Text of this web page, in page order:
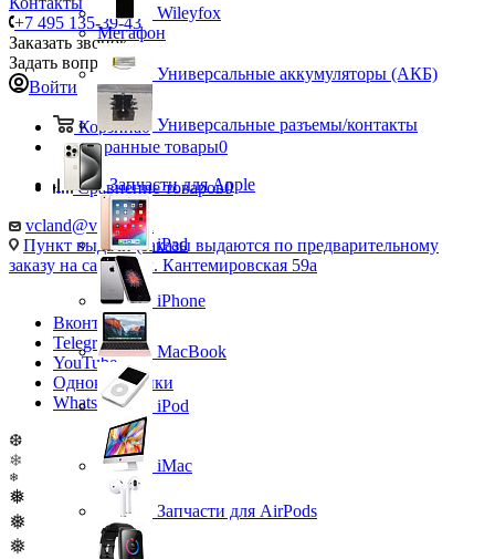
+7 495 135-39-43
Заказать звонок
Задать вопрос
Войти
Корзина0
Избранные товары0
Сравнение товаров0
vcland@vcland.ru
Пункт выдачи (заказы выдаются по предварительному
заказу на сайте), ул. Кантемировская 59а
Вконтакте
Telegram
YouTube
Одноклассники
WhatsApp
❆
❄
❄
❅
❅
❅
Wileyfox
Мегафон
Универсальные аккумуляторы (АКБ)
Универсальные разъемы/контакты
Запчасти для Apple
iPad
iPhone
MacBook
iPod
iMac
Запчасти для AirPods